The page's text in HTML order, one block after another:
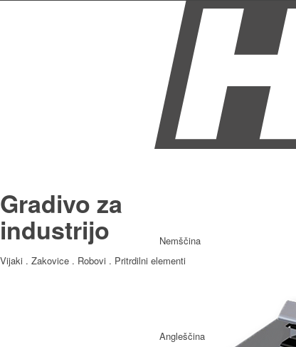
Nemščina
Angleščina
Gradivo za
industrijo
Vijaki . Zakovice . Robovi . Pritrdilni elementi